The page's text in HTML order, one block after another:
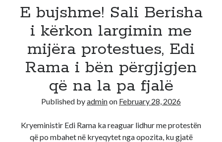
fortë
E bujshme! Sali Berisha
i kërkon largimin me
mijëra protestues, Edi
Rama i bën përgjigjen
që na la pa fjalë
Published byadminon February 28, 2026
Kryeministir Edi Rama ka reaguar lidhur me protestën
që po mbahet në kryeqytet nga opozita, ku gjatë